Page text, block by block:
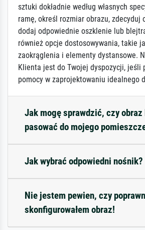
sztuki dokładnie według własnych
ramę, określ rozmiar obrazu, zdecyduj
dodaj odpowiednie oszklenie lub
również opcje dostosowywania, takie
zaokrąglenia i elementy dystansowe.
Klienta jest do Twojej dyspozycji, jeśli
pomocy w zaprojektowaniu idealnego
Jak mogę sprawdzić, czy obraz
pasować do mojego
Jak wybrać odpowiedni nośnik?
Nie jestem pewien, czy
skonfigurowałem obraz!